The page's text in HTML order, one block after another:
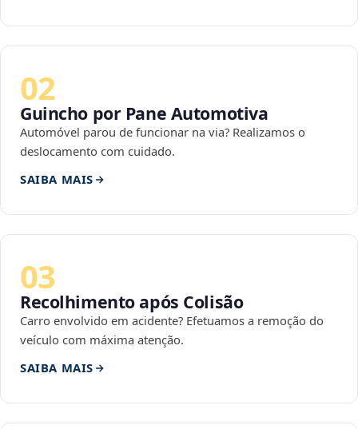
02
Guincho por Pane Automotiva
Automóvel parou de funcionar na via? Realizamos o
deslocamento com cuidado.
SAIBA MAIS
03
Recolhimento após Colisão
Carro envolvido em acidente? Efetuamos a remoção do
veículo com máxima atenção.
SAIBA MAIS